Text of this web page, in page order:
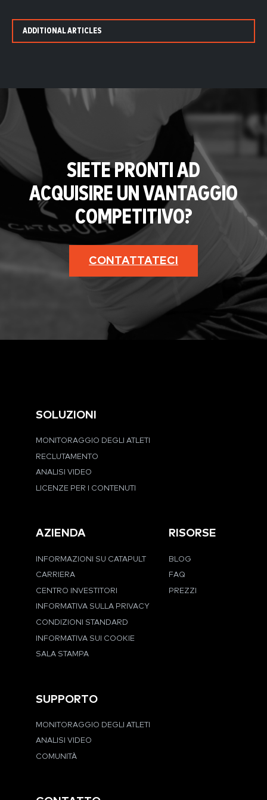
ADDITIONAL ARTICLES
SIETE PRONTI AD
ACQUISIRE UN VANTAGGIO
COMPETITIVO?
CONTATTATECI
SOLUZIONI
MONITORAGGIO DEGLI ATLETI
RECLUTAMENTO
ANALISI VIDEO
LICENZE PER I CONTENUTI
AZIENDA
INFORMAZIONI SU CATAPULT
CARRIERA
CENTRO INVESTITORI
INFORMATIVA SULLA PRIVACY
CONDIZIONI STANDARD
INFORMATIVA SUI COOKIE
SALA STAMPA
RISORSE
BLOG
FAQ
PREZZI
SUPPORTO
MONITORAGGIO DEGLI ATLETI
ANALISI VIDEO
COMUNITÀ